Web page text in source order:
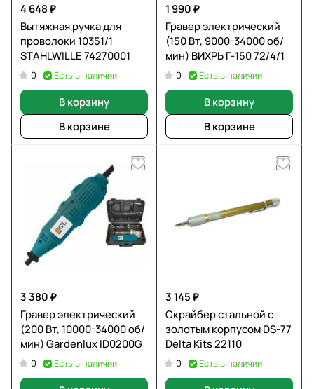
4 648 ₽
Вытяжная ручка для
проволоки 10351/1
STAHLWILLE 74270001
0 Есть в наличии
В корзину
В корзине
1 990 ₽
Гравер электрический
(150 Вт, 9000-34000 об/
мин) ВИХРЬ Г-150 72/4/1
0 Есть в наличии
В корзину
В корзине
3 380 ₽
Гравер электрический
(200 Вт, 10000-34000 об/
мин) Gardenlux ID0200G
0 Есть в наличии
3 145 ₽
Скрайбер стальной с
золотым корпусом DS-77
Delta Kits 22110
0 Есть в наличии